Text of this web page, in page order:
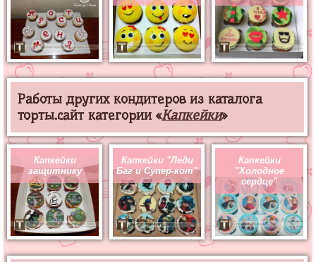
Работы других кондитеров из каталога
торты.сайт категории «Капкейки»
Капкейки
защитнику
Капкейки "Леди
Баг и Супер-кот"
Капкейки
"Холодное
сердце"